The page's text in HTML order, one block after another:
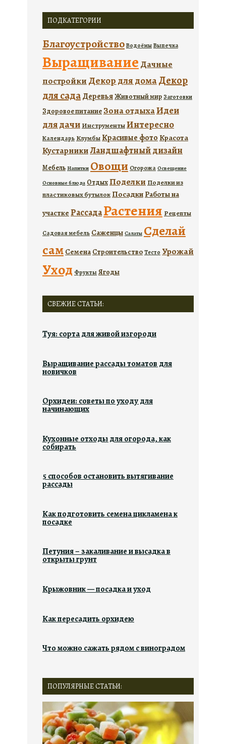
ПОДКАТЕГОРИИ
БлагоустройствоВодоёмыВыпечка
Выращивание Дачные
постройки Декор для домаДекор
для садаДеревьяЖивотный мир Заготовки
Здоровое питание Зона отдыхаИдеи
для дачи ИнструментыИнтересно
Календарь КлумбыКрасивые фото Красота
КустарникиЛандшафтный дизайн
Мебель Напитки Овощи Огорожа Освещение
Основные блюда ОтдыхПоделки Поделки из
пластиковых бутылокПосадки Работы на
участке РассадаРастения Рецепты
Садовая мебель Саженцы Салаты Сделай
сам Семена СтроительствоТесто Урожай
Уход Фрукты Ягоды
СВЕЖИЕ СТАТЬИ:
Туя: сорта для живой изгороди
Выращивание рассады томатов для
новичков
Орхидеи: советы по уходу для
начинающих
Кухонные отходы для огорода, как
собирать
5 способов остановить вытягивание
рассады
Как подготовить семена цикламена к
посадке
Петуния – закаливание и высадка в
открыты грунт
Крыжовник — посадка и уход
Как пересадить орхидею
Что можно сажать рядом с виноградом
ПОПУЛЯРНЫЕ СТАТЬИ: